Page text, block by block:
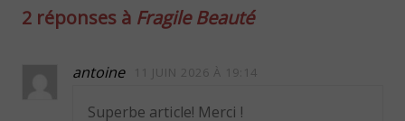
2 réponses à Fragile Beauté
antoine 11 JUIN 2026 À 19:14
Superbe article! Merci !